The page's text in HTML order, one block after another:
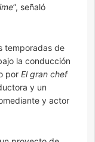
”, señaló
temporadas de
la conducción
por El gran chef
y un
y actor